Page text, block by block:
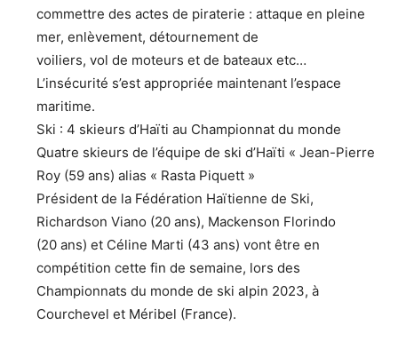
commettre des actes de piraterie : attaque en pleine
mer, enlèvement, détournement de
voiliers, vol de moteurs et de bateaux etc…
L’insécurité s’est appropriée maintenant l’espace
maritime.
Ski : 4 skieurs d’Haïti au Championnat du monde
Quatre skieurs de l’équipe de ski d’Haïti « Jean-Pierre
Roy (59 ans) alias « Rasta Piquett »
Président de la Fédération Haïtienne de Ski,
Richardson Viano (20 ans), Mackenson Florindo
(20 ans) et Céline Marti (43 ans) vont être en
compétition cette fin de semaine, lors des
Championnats du monde de ski alpin 2023, à
Courchevel et Méribel (France).